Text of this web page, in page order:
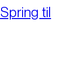
Spring til